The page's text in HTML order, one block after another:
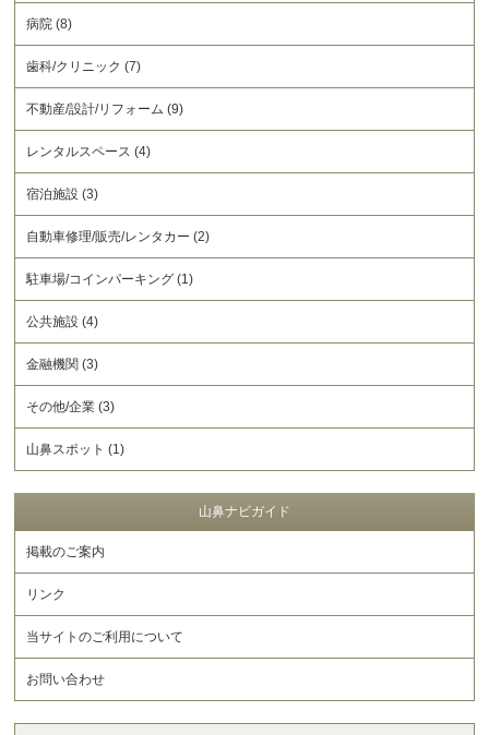
病院 (8)
歯科/クリニック (7)
不動産/設計/リフォーム (9)
レンタルスペース (4)
宿泊施設 (3)
自動車修理/販売/レンタカー (2)
駐車場/コインパーキング (1)
公共施設 (4)
金融機関 (3)
その他/企業 (3)
山鼻スポット (1)
山鼻ナビガイド
掲載のご案内
リンク
当サイトのご利用について
お問い合わせ